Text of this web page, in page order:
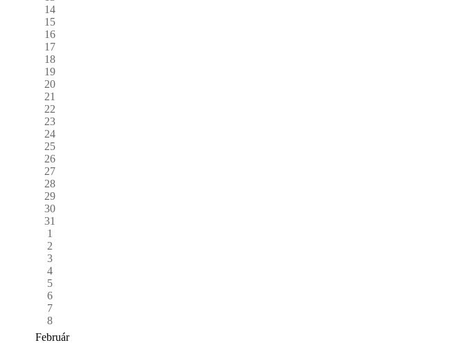
14
15
16
17
18
19
20
21
22
23
24
25
26
27
28
29
30
31
1
2
3
4
5
6
7
8
Február